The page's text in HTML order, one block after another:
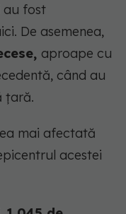
au fost
De asemenea,
aproape cu
când au
țară.
mai afectată
acestei